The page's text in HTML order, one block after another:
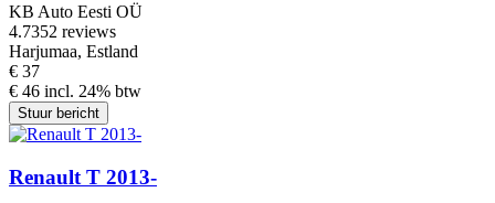
KB Auto Eesti OÜ
4.7352 reviews
Harjumaa, Estland
€ 37
€ 46 incl. 24% btw
Stuur bericht
Renault T 2013-